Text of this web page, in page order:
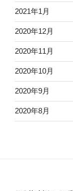
2021年1月
2020年12月
2020年11月
2020年10月
2020年9月
2020年8月